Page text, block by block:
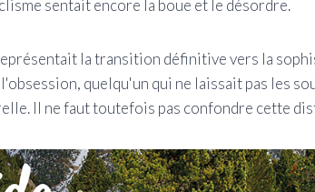
sentait encore la boue et le désordre.
la transition définitive vers la
quelqu'un qui ne laissait pas les
Il ne faut toutefois pas confondre cette